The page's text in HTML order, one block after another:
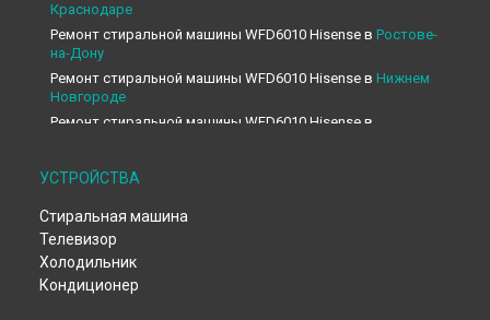
Краснодаре
Ремонт стиральной машины WFD6010 Hisense в Ростове-
на-Дону
Ремонт стиральной машины WFD6010 Hisense в Нижнем
Новгороде
Ремонт стиральной машины WFD6010 Hisense в
Ремонт стиральной машины WFD6010 Hisense в
Челябинске
Ремонт стиральной машины WFD6010 Hisense в
Екатеринбурге
Ремонт стиральной машины WFD6010 Hisense в
Ремонт стиральной машины WFD6010 Hisense в
УСТРОЙСТВА
Стиральная машина
Телевизор
Холодильник
Кондиционер